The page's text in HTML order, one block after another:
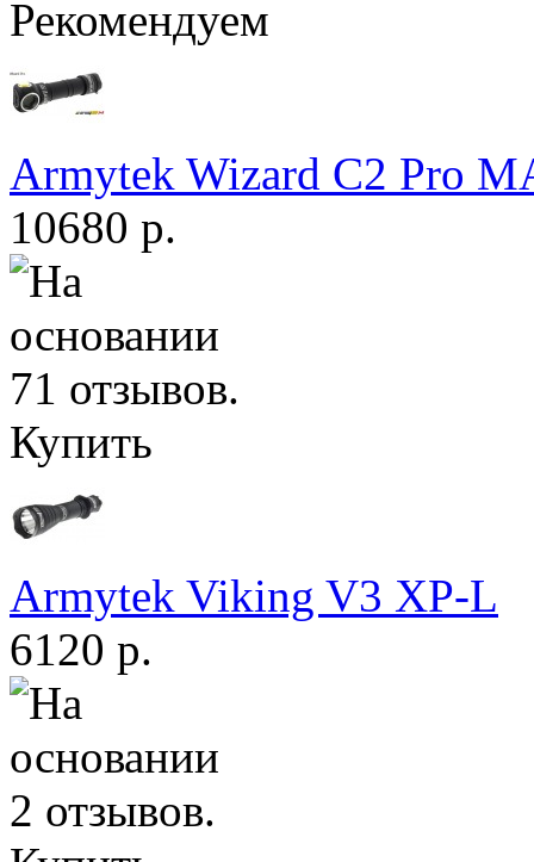
Рекомендуем
Armytek Wizard С2 Pro
10680 р.
Купить
Armytek Viking V3 XP-L
6120 р.